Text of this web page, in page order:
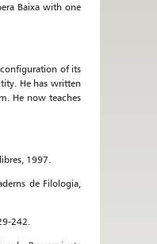
Baixa with one
of its
He has written
He now teaches
1997.
de Filologia,
242.